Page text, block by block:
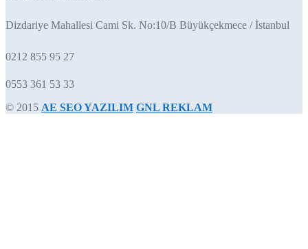
Dizdariye Mahallesi Cami Sk. No:10/B Büyükçekmece / İstanbul
0212 855 95 27
0553 361 53 33
© 2015 AE SEO YAZILIM GNL REKLAM